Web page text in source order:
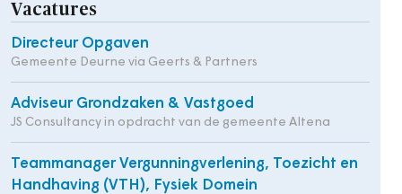
Vacatures
Directeur Opgaven
Gemeente Deurne via Geerts & Partners
Adviseur Grondzaken & Vastgoed
JS Consultancy in opdracht van de gemeente Altena
Teammanager Vergunningverlening, Toezicht en
Handhaving (VTH), Fysiek Domein